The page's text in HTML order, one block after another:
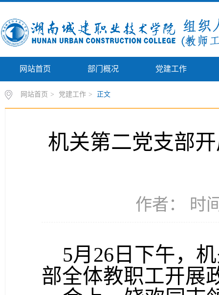
网站首页 部门概况 党建工作
网站首页 > 党建工作 > 正文
机关第二党支部
作者： 时
5月26 日下午，
部全体教职工开展